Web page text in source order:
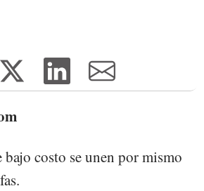
bajo costo se unen por mismo